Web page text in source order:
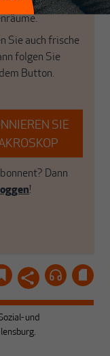
verstaubten
Sie auch frische
folgen Sie
Button.
SIE
Dann
!
und